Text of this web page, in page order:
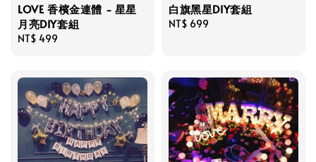
LOVE 香檳金連體 - 星星
月亮DIY套組
Regular
NT$ 499
白旗黑星DIY套組
Regular
NT$ 699